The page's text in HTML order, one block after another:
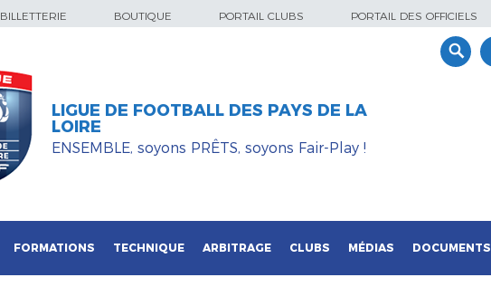
BILLETTERIE BOUTIQUE PORTAIL CLUBS PORTAIL DES OFFICIELS
LIGUE DE FOOTBALL DES PAYS DE LA
LOIRE
ENSEMBLE, soyons PRÊTS, soyons Fair-Play !
FORMATIONS TECHNIQUE ARBITRAGE CLUBS MÉDIAS DOCUMENTS